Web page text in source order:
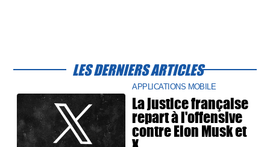
LES DERNIERS ARTICLES
APPLICATIONS MOBILE
La justice française
repart à l'offensive
contre Elon Musk et